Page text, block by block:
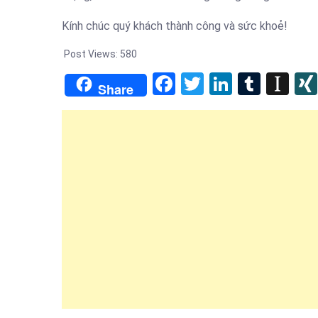
Kính chúc quý khách thành công và sức khoẻ!
Post Views: 580
Share Facebook
TwitterLinkedIn